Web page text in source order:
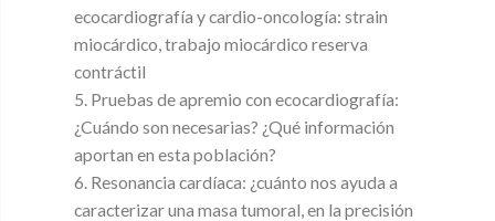
ecocardiografía y cardio-oncología: strain
miocárdico, trabajo miocárdico reserva
contráctil
5. Pruebas de apremio con ecocardiografía:
¿Cuándo son necesarias? ¿Qué información
aportan en esta población?
6. Resonancia cardíaca: ¿cuánto nos ayuda a
caracterizar una masa tumoral, en la precisión